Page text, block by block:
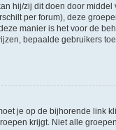
hij/zij dit doen door
per forum), deze
manier is het voor de
bepaalde gebruikers
je op de bijhorende link
krijgt. Niet alle